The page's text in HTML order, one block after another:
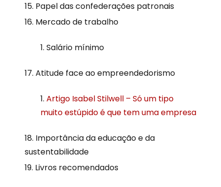
Papel das confederações patronais
Mercado de trabalho
Salário mínimo
Atitude face ao empreendedorismo
Artigo Isabel Stilwell – Só um tipo
muito estúpido é que tem uma empresa
Importância da educação e da
sustentabilidade
Livros recomendados